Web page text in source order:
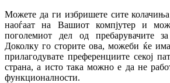
Можете да ги избришете сите
наоѓаат на Вашиот компјутер и
поголемиот дел од пребарувачите
Доколку го сторите ова, можеби ќе
прилагодувате преференциите секој
страна, а исто така можно е да не
функционалности.